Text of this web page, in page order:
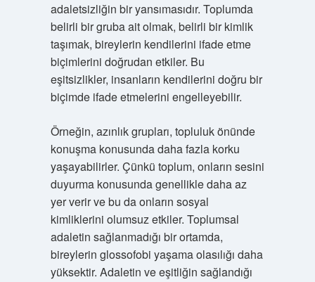
adaletsizliğin bir yansımasıdır. Toplumda
belirli bir gruba ait olmak, belirli bir kimlik
taşımak, bireylerin kendilerini ifade etme
biçimlerini doğrudan etkiler. Bu
eşitsizlikler, insanların kendilerini doğru bir
biçimde ifade etmelerini engelleyebilir.
Örneğin, azınlık grupları, topluluk önünde
konuşma konusunda daha fazla korku
yaşayabilirler. Çünkü toplum, onların sesini
duyurma konusunda genellikle daha az
yer verir ve bu da onların sosyal
kimliklerini olumsuz etkiler. Toplumsal
adaletin sağlanmadığı bir ortamda,
bireylerin glossofobi yaşama olasılığı daha
yüksektir. Adaletin ve eşitliğin sağlandığı